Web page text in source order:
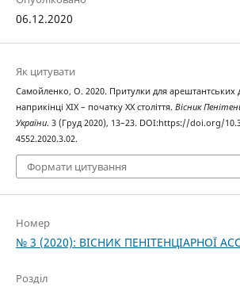
06.12.2020
Як цитувати
Самойленко, О. 2020. Притулки для арештантських
наприкінці ХІХ – початку ХХ століття. Вісник
України. 3 (Груд 2020), 13–23. DOI:https://doi.org/
4552.2020.3.02.
Формати цитування
Номер
№ 3 (2020): ВІСНИК ПЕНІТЕНЦІАРНОЇ
Розділ